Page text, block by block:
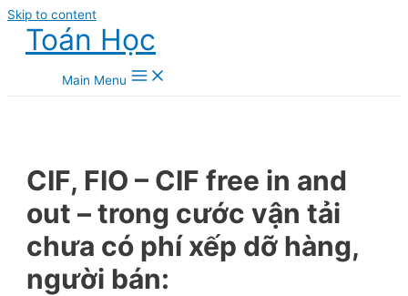
Skip to content
Toán Học
Main Menu
CIF, FIO – CIF free in and
out – trong cước vận tải
chưa có phí xếp dỡ hàng,
người bán: